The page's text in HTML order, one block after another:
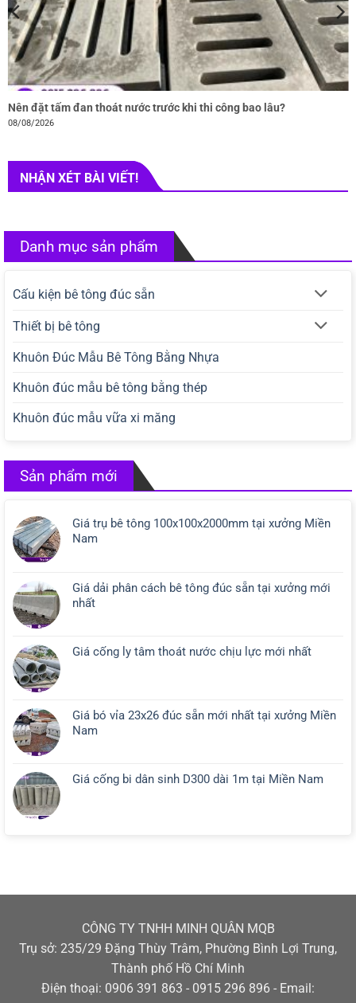
Nên đặt tấm đan thoát nước trước khi thi công bao lâu?
08/08/2026
NHẬN XÉT BÀI VIẾT!
Danh mục sản phẩm
Cấu kiện bê tông đúc sẵn
Thiết bị bê tông
Khuôn Đúc Mẫu Bê Tông Bằng Nhựa
Khuôn đúc mẫu bê tông bằng thép
Khuôn đúc mẫu vữa xi măng
Sản phẩm mới
Giá trụ bê tông 100x100x2000mm tại xưởng Miền
Nam
Giá dải phân cách bê tông đúc sẵn tại xưởng mới
nhất
Giá cống ly tâm thoát nước chịu lực mới nhất
Giá bó vỉa 23x26 đúc sẵn mới nhất tại xưởng Miền
Nam
Giá cống bi dân sinh D300 dài 1m tại Miền Nam
CÔNG TY TNHH MINH QUÂN MQB
Trụ sở: 235/29 Đặng Thùy Trâm, Phường Bình Lợi Trung,
Thành phố Hồ Chí Minh
Điện thoại: 0906 391 863 - 0915 296 896 - Email: